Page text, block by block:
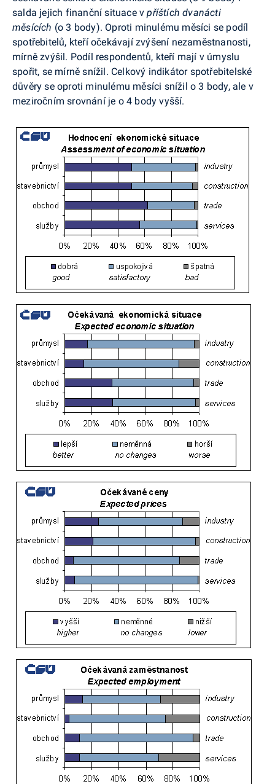
salda jejich finanční situace vpříštích dvanácti
měsících (o 3 body). Oproti minulému měsíci se podíl
spotřebitelů, kteří očekávají zvýšení nezaměstnanosti,
mírně zvýšil. Podíl respondentů, kteří mají v úmyslu
spořit, se mírně snížil. Celkový indikátor spotřebitelské
důvěry se oproti minulému měsíci snížil o 3 body, ale v
meziročním srovnání je o 4 body vyšší.